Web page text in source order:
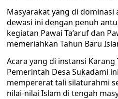
Masyarakat yang di dominasi
dewasi ini dengan penuh
kegiatan Pawai Ta’aruf dan
memeriahkan Tahun Baru
Acara yang di instansi Karang
Pemerintah Desa Sukadami
mempererat tali silaturahmi
nilai-nilai Islam di tengah